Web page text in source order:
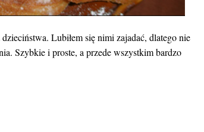
Lubiłem się nimi zajadać, dlatego nie
Szybkie i proste, a przede wszystkim bardzo